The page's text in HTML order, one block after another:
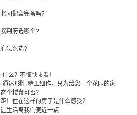
园配套完备吗?
荆府选哪个?
怎么选?
么？不懂快来看！
通达形胜·精工细作，只为给您一个花园的家！
个楼盘可否？
！住在这样的房子是什么感受？
生活离我们更近一点